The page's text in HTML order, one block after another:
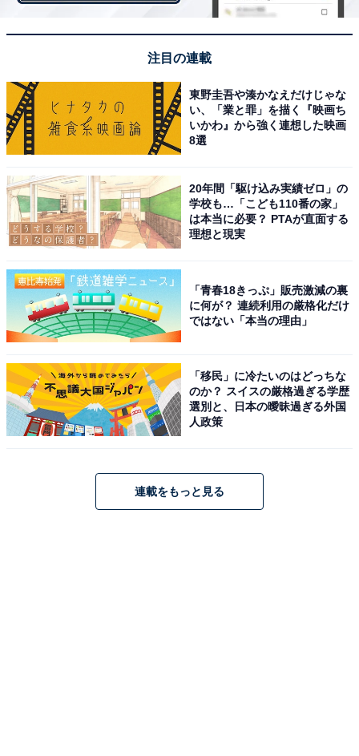
注目の連載
東野圭吾や湊かなえだけじゃな
い、「業と罪」を描く『映画ち
いかわ』から強く連想した映画
8選
20年間「駆け込み実績ゼロ」の
学校も…「こども110番の家」
は本当に必要？ PTAが直面する
理想と現実
「青春18きっぷ」販売激減の裏
に何が？ 連続利用の厳格化だけ
ではない「本当の理由」
「移民」に冷たいのはどっちな
のか？ スイスの厳格過ぎる学歴
選別と、日本の曖昧過ぎる外国
人政策
連載をもっと見る